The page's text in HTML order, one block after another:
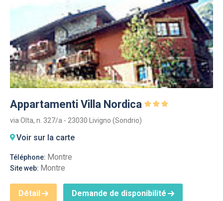
Appartamenti Villa Nordica
via Olta, n. 327/a - 23030 Livigno (Sondrio)
Voir sur la carte
Téléphone: Montre
Site web: Montre
Détail Demande de disponibilité